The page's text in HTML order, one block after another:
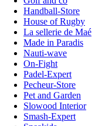
Handball-Store
House of Rugby
La sellerie de Maé
Made in Paradis
Nauti-wave
On-Fight
Padel-Expert
Pecheur-Store
Pet and Garden
Slowood Interior
Smash-Expert